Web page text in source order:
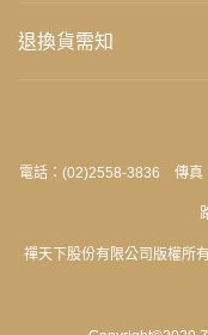
退換貨需知
電話：(02)2558-3836 傳真
禪天下股份有限公司版權所